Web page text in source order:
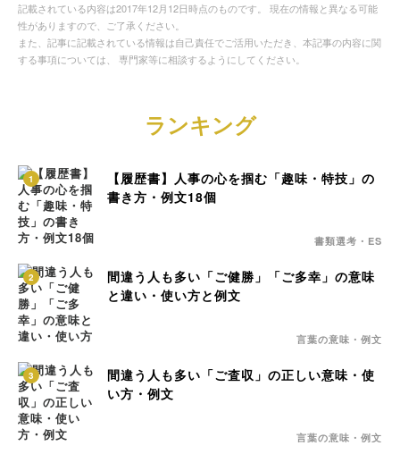
記載されている内容は2017年12月12日時点のものです。 現在の情報と異なる可能
性がありますので、ご了承ください。
また、記事に記載されている情報は自己責任でご活用いただき、本記事の内容に関
する事項については、 専門家等に相談するようにしてください。
ランキング
1
【履歴書】人事の心を掴む「趣味・特技」の
書き方・例文18個
書類選考・ES
2
間違う人も多い「ご健勝」「ご多幸」の意味
と違い・使い方と例文
言葉の意味・例文
3
間違う人も多い「ご査収」の正しい意味・使
い方・例文
言葉の意味・例文